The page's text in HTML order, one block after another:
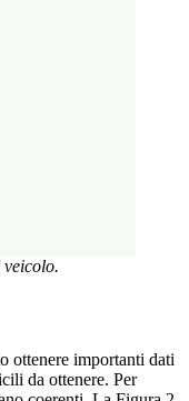
ottenere importanti dati
da ottenere. Per